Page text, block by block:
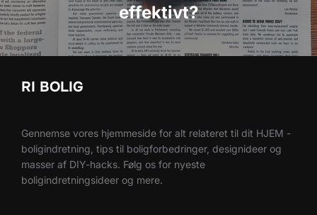
effektivt?
RI BOLIG
Gennemse vores hjemmeside for alt relateret til dit HJEM -
boligindretning, tips til boligforbedringer, designideer og
masser af DIY-hacks. Følg os for nyeste
boligindretningsideer og mere.